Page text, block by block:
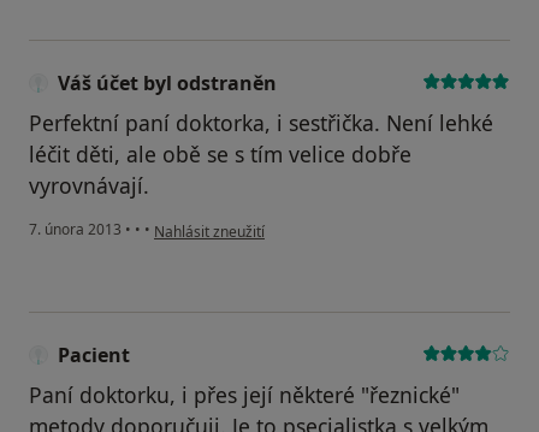
Váš účet byl odstraněn
Perfektní paní doktorka, i sestřička. Není lehké
léčit děti, ale obě se s tím velice dobře
vyrovnávají.
7. února 2013 • • • podle názoru uživatele Váš účet byl odstraněn
Nahlásit zneužití
Pacient
Paní doktorku, i přes její některé "řeznické"
metody doporučuji. Je to psecialistka s velkým